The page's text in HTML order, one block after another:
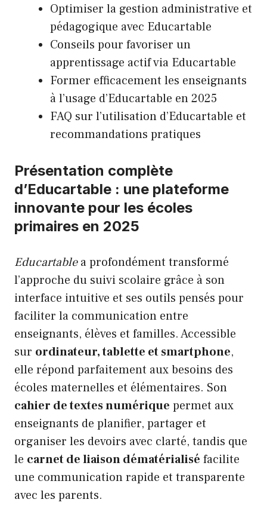
Optimiser la gestion administrative et
pédagogique avec Educartable
Conseils pour favoriser un
apprentissage actif via Educartable
Former efficacement les enseignants
à l’usage d’Educartable en 2025
FAQ sur l’utilisation d’Educartable et
recommandations pratiques
Présentation complète
d’Educartable : une plateforme
innovante pour les écoles
primaires en 2025
Educartablea profondément transformé
l’approche du suivi scolaire grâce à son
interface intuitive et ses outils pensés pour
faciliter la communication entre
enseignants, élèves et familles. Accessible
sur ordinateur, tablette et smartphone,
elle répond parfaitement aux besoins des
écoles maternelles et élémentaires. Son
cahier de textes numérique permet aux
enseignants de planifier, partager et
organiser les devoirs avec clarté, tandis que
le carnet de liaison dématérialisé facilite
une communication rapide et transparente
avec les parents.